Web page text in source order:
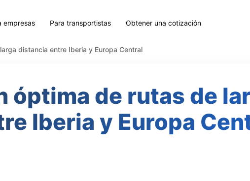
empresas Para transportistas Obtener una cotización
distancia entre Iberia y Europa Central
óptima de rutas de
Iberia y Europa